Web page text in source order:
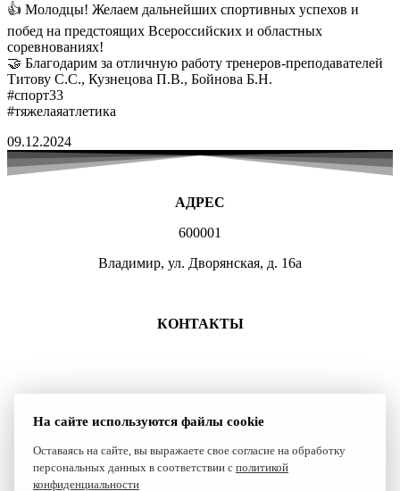
👍 Молодцы! Желаем дальнейших спортивных успехов и
побед на предстоящих Всероссийских и областных
соревнованиях!
🤝 Благодарим за отличную работу тренеров-преподавателей
Титову С.С., Кузнецова П.В., Бойнова Б.Н.
#спорт33
#тяжелаяатлетика
09.12.2024
АДРЕС
600001
Владимир, ул. Дворянская, д. 16а
КОНТАКТЫ
atlet@sport.gov33.ru
Сайт создан компанией Reset
На сайте используются файлы cookie
Оставаясь на сайте, вы выражаете свое согласие на обработку
персональных данных в соответствии с политикой
конфиденциальности